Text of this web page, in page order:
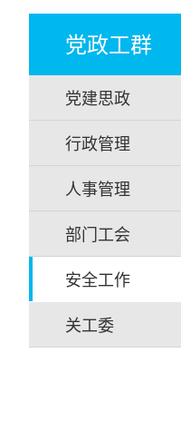
党政工群
党建思政
行政管理
人事管理
部门工会
安全工作
关工委